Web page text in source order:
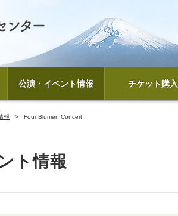
公演・イベント情報 チケット購入
報 Four Blumen Concert
ト情報